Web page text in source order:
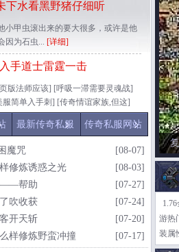
下水看黑野猪仔细听
小甲虫滚出来的要大很多，或许是他
因为石虫... [详细]
手道士雷霆一击
版法师应该] [呼吸一滞需要灵魂战]
服简单入手刺] [传奇情谊家族,但这]
最新传奇私服 传奇私服网站
[08-07]
魔咒
[08-03]
修炼诱惑之光
[07-27]
——帮助
[07-24]
吹收获
[07-20]
开天斩
[07-17]
样修炼野蛮冲撞
游热
装属